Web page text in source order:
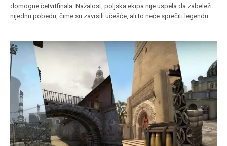
domogne četvrtfinala. Nažalost, poljska ekipa nije uspela da zabeleži
nijednu pobedu, čime su završili učešće, ali to neće sprečiti legendu…